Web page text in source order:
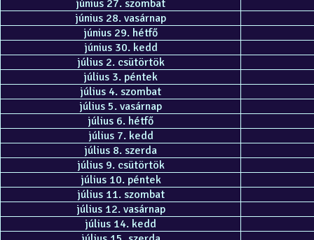
június 27. szombat
június 28. vasárnap
június 29. hétfő
június 30. kedd
július 2. csütörtök
július 3. péntek
július 4. szombat
július 5. vasárnap
július 6. hétfő
július 7. kedd
július 8. szerda
július 9. csütörtök
július 10. péntek
július 11. szombat
július 12. vasárnap
július 14. kedd